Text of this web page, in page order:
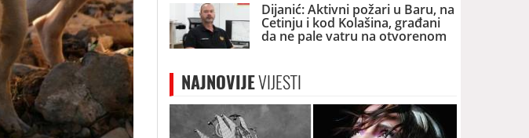
Dijanić: Aktivni požari u Baru, na
Cetinju i kod Kolašina, građani
da ne pale vatru na otvorenom
NAJNOVIJEVIJESTI